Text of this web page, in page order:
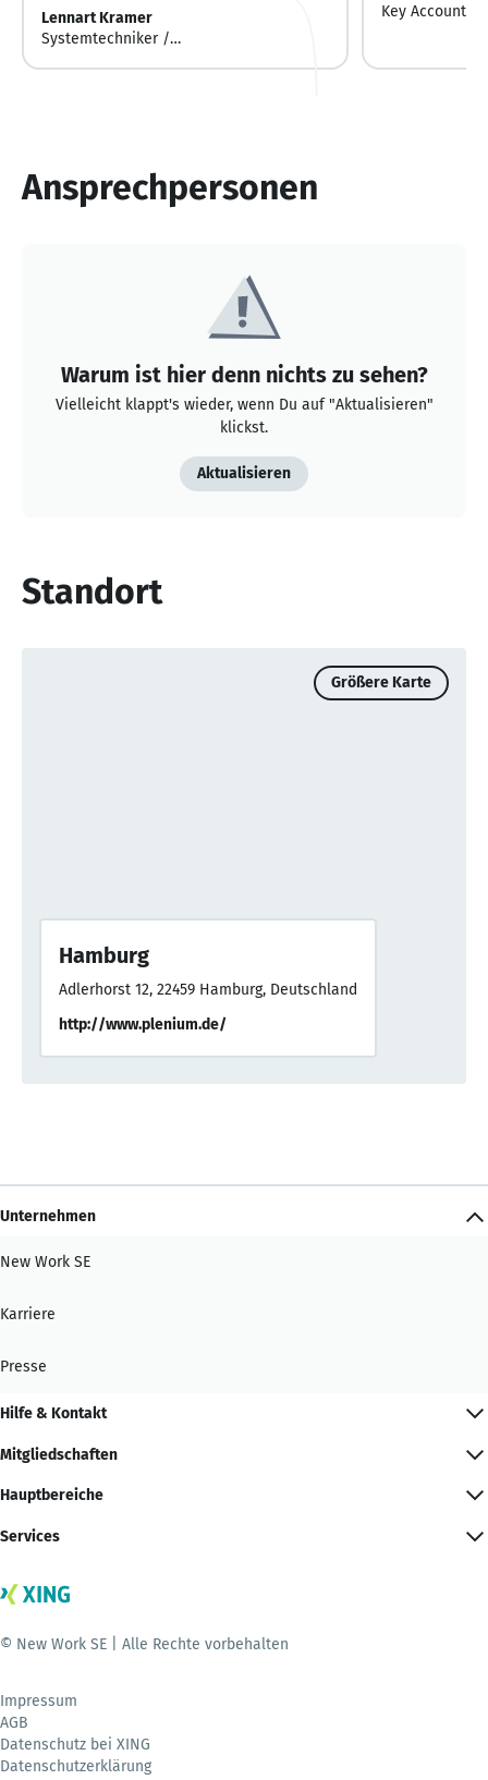
Lennart Kramer
Systemtechniker /
Key Account
Ansprechpersonen
Warum ist hier denn nichts zu sehen?
Vielleicht klappt's wieder, wenn Du auf "Aktualisieren"
klickst.
Aktualisieren
Standort
Größere Karte
Hamburg
Adlerhorst 12, 22459 Hamburg, Deutschland
http://www.plenium.de/
Unternehmen
New Work SE
Karriere
Presse
Hilfe & Kontakt
Mitgliedschaften
Hauptbereiche
Services
© New Work SE | Alle Rechte vorbehalten
Impressum
AGB
Datenschutz bei XING
Datenschutzerklärung